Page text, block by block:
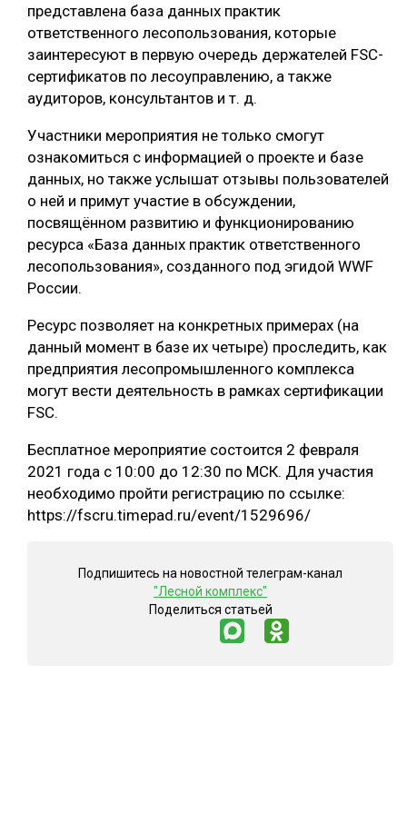
ЦБП
КОМПЛЕКСНАЯ ПЕРЕРАБОТКА
ЛЕСОПИЛЕНИЕ
ДЕРЕВЯННОЕ ДОМОСТРОЕНИЕ
СОРТИРОВКА ДРЕВЕСИНЫ
СУШКА ДРЕВЕСИНЫ
МЕБЕЛЬНОЕ ПРОИЗВОДСТВО
представлена база данных практик
ответственного лесопользования, которые
заинтересуют в первую очередь держателей FSC-
сертификатов по лесоуправлению, а также
аудиторов, консультантов и т. д.
Участники мероприятия не только смогут
ознакомиться с информацией о проекте и базе
данных, но также услышат отзывы пользователей
о ней и примут участие в обсуждении,
посвящённом развитию и функционированию
ресурса «База данных практик ответственного
лесопользования», созданного под эгидой WWF
России.
Ресурс позволяет на конкретных примерах (на
данный момент в базе их четыре) проследить, как
предприятия лесопромышленного комплекса
могут вести деятельность в рамках сертификации
FSC.
Бесплатное мероприятие состоится 2 февраля
2021 года с 10:00 до 12:30 по МСК. Для участия
необходимо пройти регистрацию по ссылке:
https://fscru.timepad.ru/event/1529696/
Подпишитесь на новостной телеграм-канал
"Лесной комплекс"
Поделиться статьей